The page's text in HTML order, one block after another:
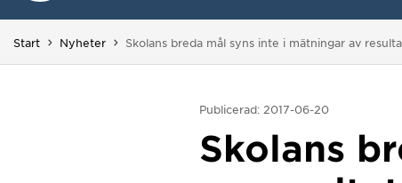
Start Nyheter Du är här:
Skolans breda mål syns inte i mätningar av
Publicerad: 2017-06-20
Skolans